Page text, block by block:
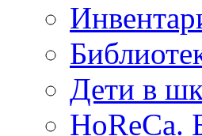
Дети в
HoReCa.